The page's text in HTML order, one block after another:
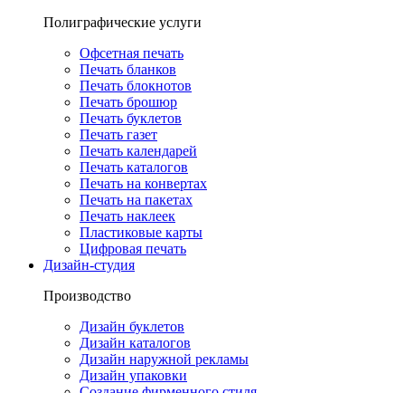
Полиграфические услуги
Офсетная печать
Печать бланков
Печать блокнотов
Печать брошюр
Печать буклетов
Печать газет
Печать календарей
Печать каталогов
Печать на конвертах
Печать на пакетах
Печать наклеек
Пластиковые карты
Цифровая печать
Дизайн-студия
Производство
Дизайн буклетов
Дизайн каталогов
Дизайн наружной рекламы
Дизайн упаковки